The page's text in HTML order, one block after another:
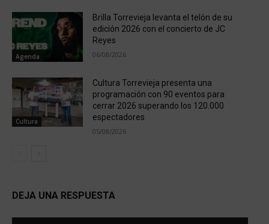
Agenda
Brilla Torrevieja levanta el telón de su
edición 2026 con el concierto de JC
Reyes
06/08/2026
Cultura
Cultura Torrevieja presenta una
programación con 90 eventos para
cerrar 2026 superando los 120.000
espectadores
05/08/2026
DEJA UNA RESPUESTA